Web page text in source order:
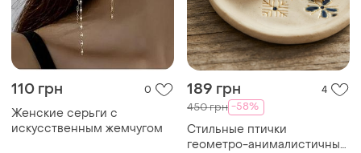
110 грн 0
Женские серьги с
искусственным жемчугом
189 грн 4
450 грн -58%
Стильные птички
геометро-анималистичные